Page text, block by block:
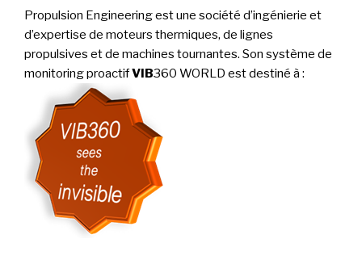
Propulsion Engineering est une société d’ingénierie et
d’expertise de moteurs thermiques, de lignes
propulsives et de machines tournantes. Son système de
monitoring proactifVIB360 WORLD est destiné à :